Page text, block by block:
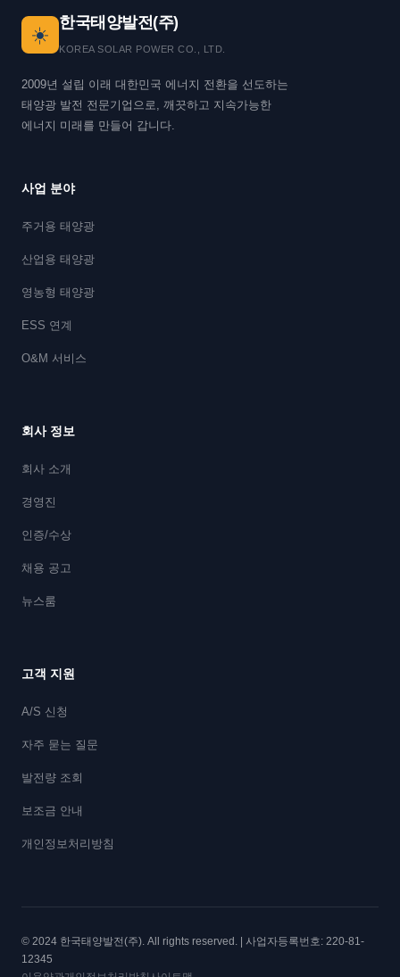
☀️
한국태양발전(주)
KOREA SOLAR POWER CO., LTD.
2009년 설립 이래 대한민국 에너지 전환을 선도하는
태양광 발전 전문기업으로, 깨끗하고 지속가능한
에너지 미래를 만들어 갑니다.
사업 분야
주거용 태양광
산업용 태양광
영농형 태양광
ESS 연계
O&M 서비스
회사 정보
회사 소개
경영진
인증/수상
채용 공고
뉴스룸
고객 지원
A/S 신청
자주 묻는 질문
발전량 조회
보조금 안내
개인정보처리방침
© 2024 한국태양발전(주). All rights reserved. | 사업자등록번호: 220-81-
12345